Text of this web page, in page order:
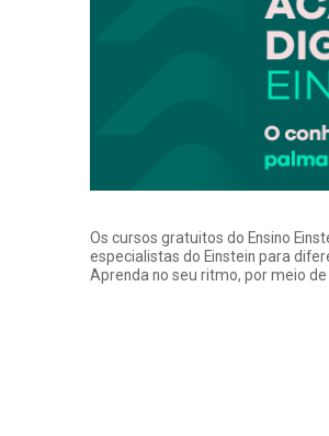
Os cursos gratuitos do Ensino
especialistas do Einstein para
Aprenda no seu ritmo, por meio